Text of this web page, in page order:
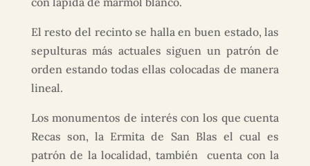
El resto del recinto se halla en buen estado, las
sepulturas más actuales siguen un patrón de
orden estando todas ellas colocadas de manera
lineal.
Los monumentos de interés con los que cuenta
Recas son, la Ermita de San Blas el cual es
patrón de la localidad, también cuenta con la